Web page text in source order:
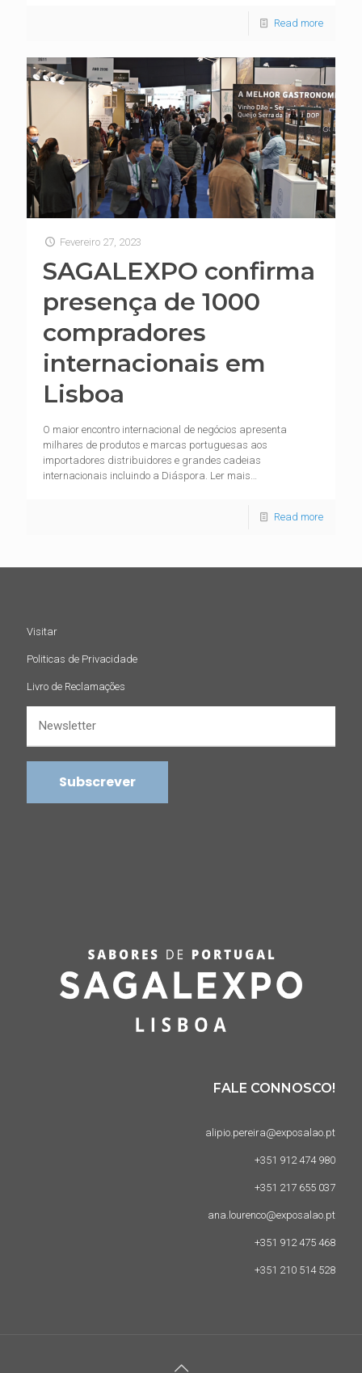
Read more
Fevereiro 27, 2023
SAGALEXPO confirma
presença de 1000
compradores
internacionais em
Lisboa
O maior encontro internacional de negócios apresenta
milhares de produtos e marcas portuguesas aos
importadores distribuidores e grandes cadeias
internacionais incluindo a Diáspora. Ler mais…
Read more
Visitar
Politicas de Privacidade
Livro de Reclamações
FALE CONNOSCO!
alipio.pereira@exposalao.pt
+351 912 474 980
+351 217 655 037
ana.lourenco@exposalao.pt
+351 912 475 468
+351 210 514 528